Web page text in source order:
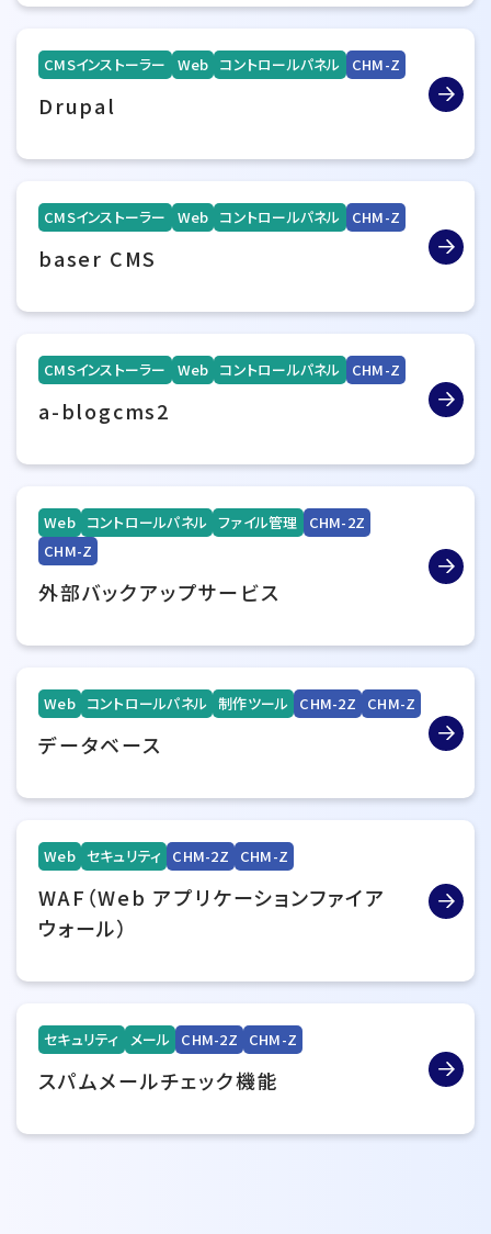
CMSインストーラー Web コントロールパネル CHM-Z
Drupal
CMSインストーラー Web コントロールパネル CHM-Z
baser CMS
CMSインストーラー Web コントロールパネル CHM-Z
a-blogcms2
Web コントロールパネル ファイル管理
CHM-2Z
CHM-Z
外部バックアップサービス
Web コントロールパネル 制作ツール CHM-2Z CHM-Z
データベース
Web セキュリティ CHM-2Z CHM-Z
WAF（Web アプリケーションファイア
ウォール）
セキュリティ メール CHM-2Z CHM-Z
スパムメールチェック機能